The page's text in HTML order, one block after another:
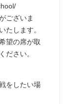
ございま
たします。
望の席が取
ださい。
をしたい場